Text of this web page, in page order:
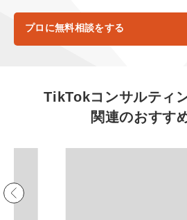
認定パートナー
正社員
プロに無料相談をする
TikTokコンサルティ
関連のおすす